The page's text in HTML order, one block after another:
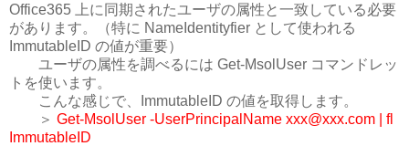
Office365 上に同期されたユーザの属性と一致している必要
があります。（特に NameIdentityfier として使われる
ImmutableID の値が重要）
ユーザの属性を調べるには Get-MsolUser コマンドレッ
トを使います。
こんな感じで、ImmutableID の値を取得します。
＞ Get-MsolUser -UserPrincipalName xxx@xxx.com | fl
ImmutableID